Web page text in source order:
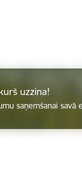
uzzina!
saņemšanai savā